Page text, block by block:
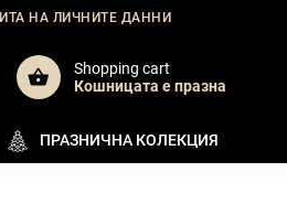
НА ЛИЧНИТЕ ДАННИ
Shopping cart
Кошницата e празна
ПРАЗНИЧНА КОЛЕКЦИЯ